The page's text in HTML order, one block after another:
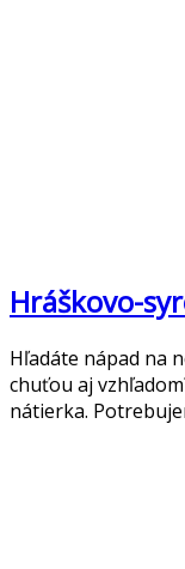
Hráškovo-
Hľadáte nápad na
chuťou aj
nátierka.